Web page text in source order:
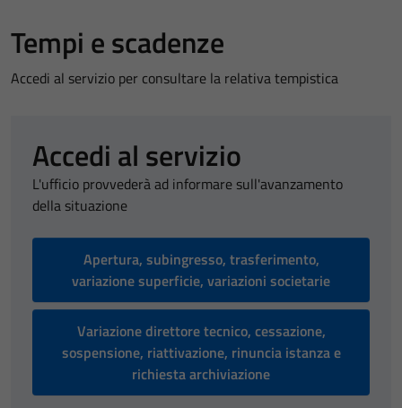
Tempi e scadenze
Accedi al servizio per consultare la relativa tempistica
Accedi al servizio
L'ufficio provvederà ad informare sull'avanzamento
della situazione
Apertura, subingresso, trasferimento,
variazione superficie, variazioni societarie
Variazione direttore tecnico, cessazione,
sospensione, riattivazione, rinuncia istanza e
richiesta archiviazione